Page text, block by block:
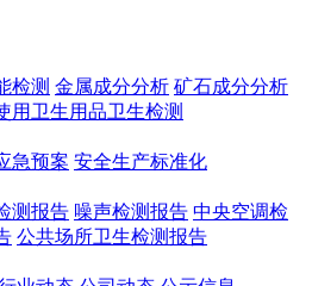
检测 金属成分分析 矿石成分分析
用卫生用品卫生检测
急预案 安全生产标准化
测报告 噪声检测报告 中央空调检
公共场所卫生检测报告